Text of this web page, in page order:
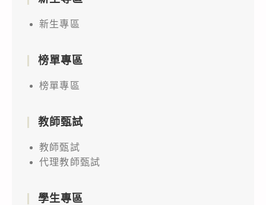
新生專區
榜單專區
榜單專區
教師甄試
教師甄試
代理教師甄試
學生專區